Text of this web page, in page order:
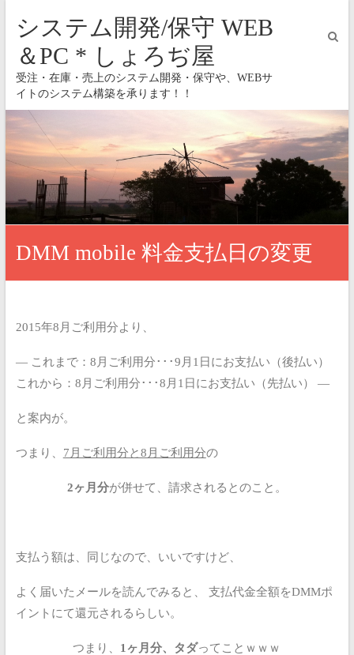
システム開発/保守 WEB
＆PC * しょろぢ屋
受注・在庫・売上のシステム開発・保守や、WEBサ
イトのシステム構築を承ります！！
DMM mobile 料金支払日の変更
2015年8月ご利用分より、
—これまで：8月ご利用分･･･9月1日にお支払い（後払い）
これから：8月ご利用分･･･8月1日にお支払い（先払い）
—
と案内が。
つまり、 7月ご利用分と8月ご利用分の
2ヶ月分が併せて、請求されるとのこと。
支払う額は、同じなので、いいですけど、
よく届いたメールを読んでみると、
支払代金全額をDMMポ
イントにて還元されるらしい。
つまり、 1ヶ月分、タダってことｗｗｗ